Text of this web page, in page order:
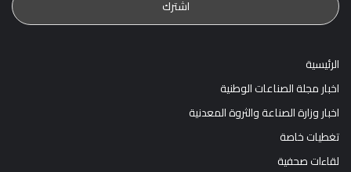
الرئيسية
اخبار مجلة الصناعات الوطنية
اخبار وزارة الصناعة والثروة المعدنية
تغطيات خاصة
لقاءات صحفية